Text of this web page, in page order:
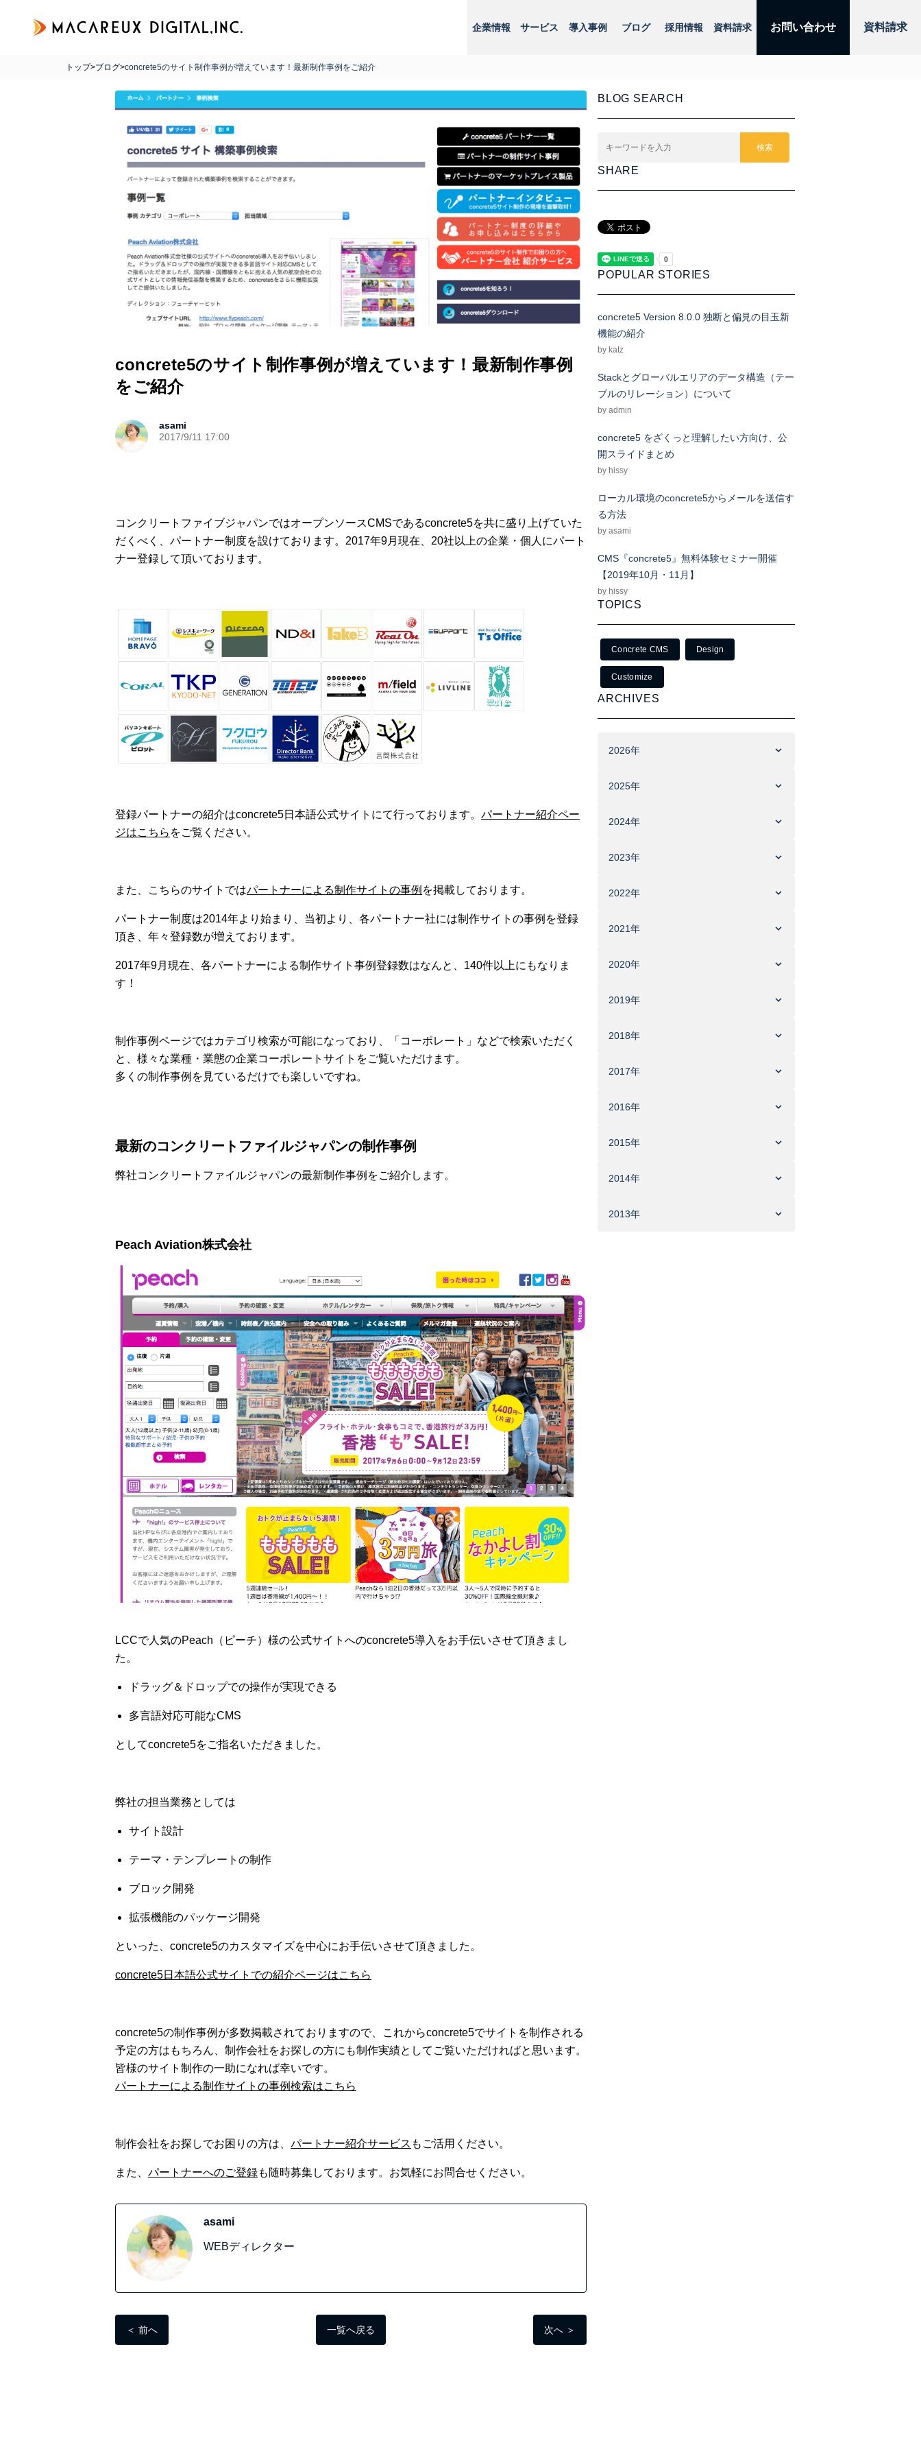
企業情報 サービス 導入事例 ブログ 採用情報 資料請求 お問い合わせ 資料請求
トップ>ブログ>concrete5のサイト制作事例が増えています！最新制作事例をご紹介
concrete5のサイト制作事例が増えています！最新制作事例
をご紹介
asami
2017/9/11 17:00
コンクリートファイブジャパンではオープンソースCMSであるconcrete5を共に盛り上げていた
だくべく、パートナー制度を設けております。2017年9月現在、20社以上の企業・個人にパート
ナー登録して頂いております。
登録パートナーの紹介はconcrete5日本語公式サイトにて行っております。 パートナー紹介ペー
ジはこちら をご覧ください。
また、こちらのサイトではパートナーによる制作サイトの事例 を掲載しております。
パートナー制度は2014年より始まり、当初より、各パートナー社には制作サイトの事例を登録
頂き、年々登録数が増えております。
2017年9月現在、各パートナーによる制作サイト事例登録数はなんと、140件以上にもなりま
す！
制作事例ページではカテゴリ検索が可能になっており、「コーポレート」などで検索いただく
と、様々な業種・業態の企業コーポレートサイトをご覧いただけます。
多くの制作事例を見ているだけでも楽しいですね。
最新のコンクリートファイルジャパンの制作事例
弊社コンクリートファイルジャパンの最新制作事例をご紹介します。
Peach Aviation株式会社
LCCで人気のPeach（ピーチ）様の公式サイトへのconcrete5導入をお手伝いさせて頂きまし
た。
ドラッグ＆ドロップでの操作が実現できる
多言語対応可能なCMS
としてconcrete5をご指名いただきました。
弊社の担当業務としては
サイト設計
テーマ・テンプレートの制作
ブロック開発
拡張機能のパッケージ開発
といった、concrete5のカスタマイズを中心にお手伝いさせて頂きました。
concrete5日本語公式サイトでの紹介ページはこちら
concrete5の制作事例が多数掲載されておりますので、これからconcrete5でサイトを制作される
予定の方はもちろん、制作会社をお探しの方にも制作実績としてご覧いただければと思います。
皆様のサイト制作の一助になれば幸いです。
パートナーによる制作サイトの事例検索はこちら
制作会社をお探しでお困りの方は、 パートナー紹介サービス もご活用ください。
また、 パートナーへのご登録も随時募集しております。お気軽にお問合せください。
asami
WEBディレクター
＜ 前へ 一覧へ戻る 次へ ＞
BLOG SEARCH
検索
SHARE
POPULAR STORIES
concrete5 Version 8.0.0 独断と偏見の目玉新
機能の紹介
by katz
Stackとグローバルエリアのデータ構造（テー
ブルのリレーション）について
by admin
concrete5 をざくっと理解したい方向け、公
開スライドまとめ
by hissy
ローカル環境のconcrete5からメールを送信す
る方法
by asami
CMS『concrete5』無料体験セミナー開催
【2019年10月・11月】
by hissy
TOPICS
Concrete CMS Design
Customize
ARCHIVES
2026年
2025年
2024年
2023年
2022年
2021年
2020年
2019年
2018年
2017年
2016年
2015年
2014年
2013年